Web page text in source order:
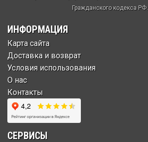
Гражданского кодекса РФ.
ИНФОРМАЦИЯ
Карта сайта
Доставка и возврат
Условия использования
О нас
Контакты
СЕРВИСЫ